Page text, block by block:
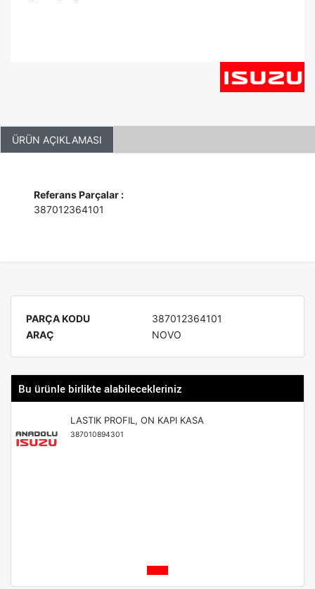
ÜRÜN AÇIKLAMASI
Referans Parçalar :
387012364101
PARÇA KODU
387012364101
ARAÇ
NOVO
Bu ürünle birlikte alabilecekleriniz
LASTIK PROFIL, ON KAPI KASA
387010894301